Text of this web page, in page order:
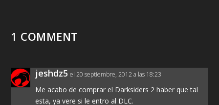
1 COMMENT
jeshdz5 el 20 septiembre, 2012 a las 18:23
Me acabo de comprar el Darksiders 2 haber que tal
esta, ya vere si le entro al DLC.